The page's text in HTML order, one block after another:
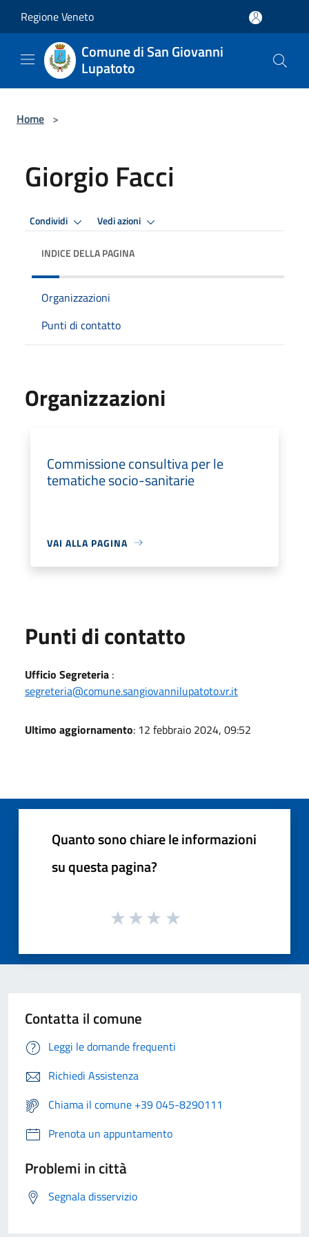
Regione Veneto
Comune di San Giovanni
Lupatoto
Home >
Giorgio Facci
Condividi Vedi azioni
INDICE DELLA PAGINA
Organizzazioni
Punti di contatto
Organizzazioni
Commissione consultiva per le
tematiche socio-sanitarie
VAI ALLA PAGINA
Punti di contatto
Ufficio Segreteria :
segreteria@comune.sangiovannilupatoto.vr.it
Ultimo aggiornamento: 12 febbraio 2024, 09:52
Quanto sono chiare le informazioni
su questa pagina?
Contatta il comune
Leggi le domande frequenti
Richiedi Assistenza
Chiama il comune +39 045-8290111
Prenota un appuntamento
Problemi in città
Segnala disservizio